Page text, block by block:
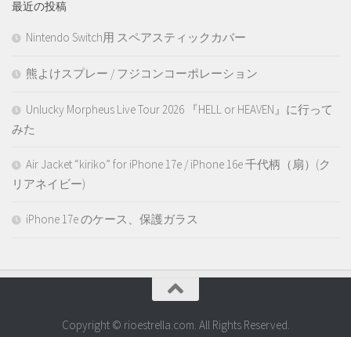
最近の投稿
Nintendo Switch用 スペアスティックカバー
熊よけスプレー / フジコンコーポレーション
Unlucky Morpheus Live Tour 2026 『HELL or HEAVEN』に行って
みた
Air Jacket “kiriko” for iPhone 17e / iPhone 16e 千代柄（扇）(ク
リアネイビー)
iPhone 17e のケース、保護ガラス
Copyright © rioestrella.com. All Rights Reserved.